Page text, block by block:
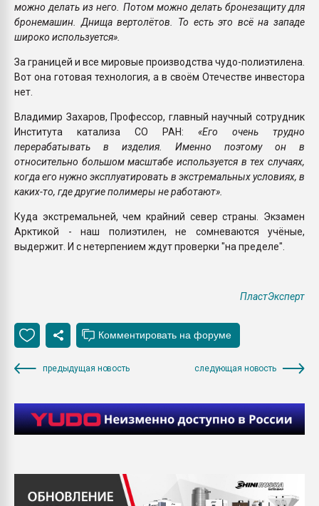
можно делать из него. Потом можно делать бронезащиту для
бронемашин. Днища вертолётов. То есть это всё на западе
широко используется».
За границей и все мировые производства чудо-полиэтилена.
Вот она готовая технология, а в своём Отечестве инвестора
нет.
Владимир Захаров, Профессор, главный научный сотрудник
Института катализа СО РАН: «Его очень трудно
перерабатывать в изделия. Именно поэтому он в
относительно большом масштабе используется в тех случаях,
когда его нужно эксплуатировать в экстремальных условиях, в
каких-то, где другие полимеры не работают».
Куда экстремальней, чем крайний север страны. Экзамен
Арктикой - наш полиэтилен, не сомневаются учёные,
выдержит. И с нетерпением ждут проверки "на пределе".
ПластЭксперт
предыдущая новость следующая новость